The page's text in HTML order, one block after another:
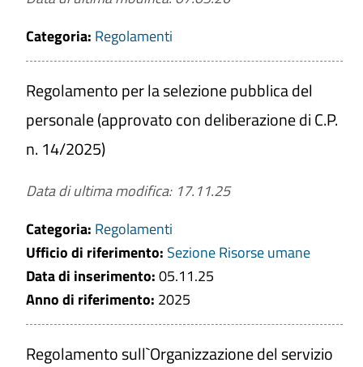
Categoria: Regolamenti
Regolamento per la selezione pubblica del
personale (approvato con deliberazione di C.P.
n. 14/2025)
Data di ultima modifica: 17.11.25
Categoria: Regolamenti
Ufficio di riferimento: Sezione Risorse umane
Data di inserimento:05.11.25
Anno di riferimento: 2025
Regolamento sull`Organizzazione del servizio